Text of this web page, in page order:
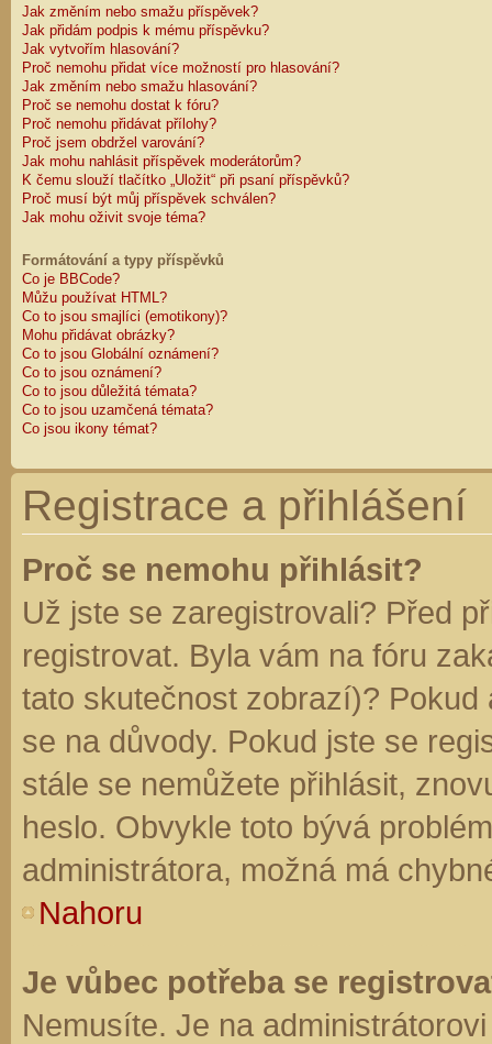
Jak změním nebo smažu příspěvek?
Jak přidám podpis k mému příspěvku?
Jak vytvořím hlasování?
Proč nemohu přidat více možností pro hlasování?
Jak změním nebo smažu hlasování?
Proč se nemohu dostat k fóru?
Proč nemohu přidávat přílohy?
Proč jsem obdržel varování?
Jak mohu nahlásit příspěvek moderátorům?
K čemu slouží tlačítko „Uložit“ při psaní příspěvků?
Proč musí být můj příspěvek schválen?
Jak mohu oživit svoje téma?
Formátování a typy příspěvků
Co je BBCode?
Můžu používat HTML?
Co to jsou smajlíci (emotikony)?
Mohu přidávat obrázky?
Co to jsou Globální oznámení?
Co to jsou oznámení?
Co to jsou důležitá témata?
Co to jsou uzamčená témata?
Co jsou ikony témat?
Registrace a přihlášení
Proč se nemohu přihlásit?
Už jste se zaregistrovali? Před
registrovat. Byla vám na fóru
tato skutečnost zobrazí)?
se na důvody. Pokud jste se
stále se nemůžete přihlásit,
heslo. Obvykle toto bývá
administrátora, možná má
Nahoru
Je vůbec potřeba se
Nemusíte. Je na